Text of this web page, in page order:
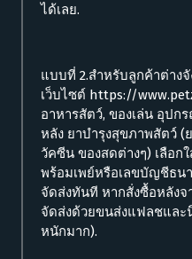
ได้เลย.
แบบที่ 2.สำหรับลูกค้าต่าง
เว็บไซต์ https://
อาหารสัตว์, ของเล่น อุปก
หลัง ยาบำรุงสุขภาพสัตว์ (
วัคซีน ของสดต่างๆ) เลือก
พร้อมเพย์หรือเลขบัญชีธนา
จัดส่งทันที หากสั่งซื้อหลัง
จัดส่งด้วยขนส่งแฟลชและ
หนักมาก).